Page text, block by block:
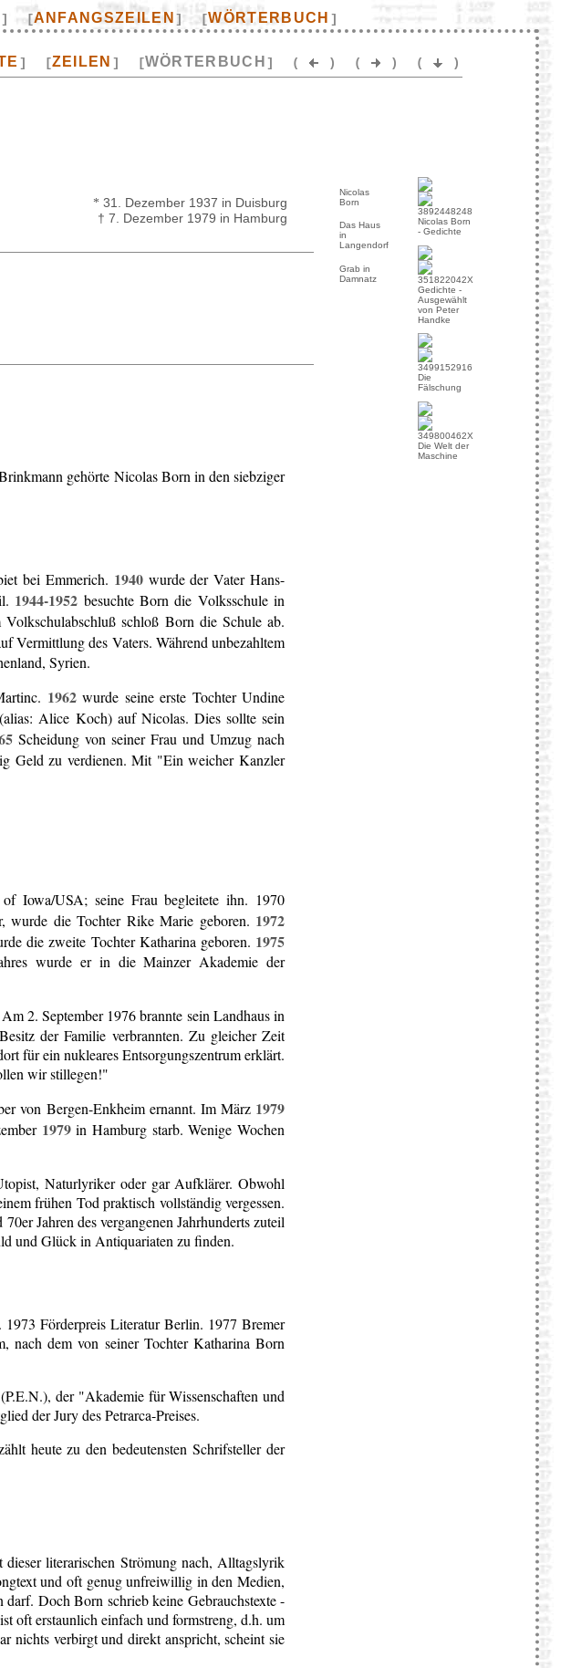
] [ANFANGSZEILEN ] [WÖRTERBUCH ]
] [ZEILEN ] [WÖRTERBUCH ] ( ) ( ) ( )
* 31. Dezember 1937 in Duisburg
† 7. Dezember 1979 in Hamburg
gehörte Nicolas Born in den siebziger
bei Emmerich. 1940wurde der Vater Hans-
1944-1952 besuchte Born die Volksschule in
schloß Born die Schule ab.
Vermittlung des Vaters. Während unbezahltem
Syrien.
1962wurde seine erste Tochter Undine
Alice Koch) auf Nicolas. Dies sollte sein
Scheidung von seiner Frau und Umzug nach
Geld zu verdienen. Mit "Ein weicher Kanzler
Iowa/USA; seine Frau begleitete ihn. 1970
wurde die Tochter Rike Marie geboren. 1972
die zweite Tochter Katharina geboren. 1975
wurde er in die Mainzer Akademie der
2. September 1976 brannte sein Landhaus in
der Familie verbrannten. Zu gleicher Zeit
für ein nukleares Entsorgungszentrum erklärt.
wir stillegen!"
von Bergen-Enkheim ernannt. Im März 1979
1979in Hamburg starb. Wenige Wochen
Naturlyriker oder gar Aufklärer. Obwohl
frühen Tod praktisch vollständig vergessen.
Jahren des vergangenen Jahrhunderts zuteil
und Glück in Antiquariaten zu finden.
Förderpreis Literatur Berlin. 1977 Bremer
nach dem von seiner Tochter Katharina Born
der "Akademie für Wissenschaften und
der Jury des Petrarca-Preises.
heute zu den bedeutensten Schrifsteller der
literarischen Strömung nach, Alltagslyrik
und oft genug unfreiwillig in den Medien,
darf. Doch Born schrieb keine Gebrauchstexte -
oft erstaunlich einfach und formstreng, d.h. um
nichts verbirgt und direkt anspricht, scheint sie
Nicolas
Born
Das Haus
in
Langendorf
Grab in
Damnatz
Nicolas Born
- Gedichte
Gedichte -
Ausgewählt
von Peter
Handke
Die
Fälschung
Die Welt der
Maschine